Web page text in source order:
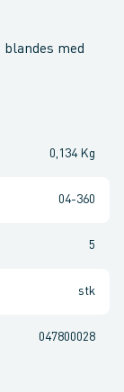
med
0,134 Kg
04-360
5
stk
047800028